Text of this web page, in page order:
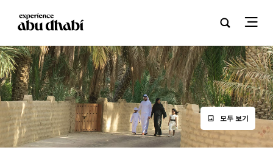
모두 보기